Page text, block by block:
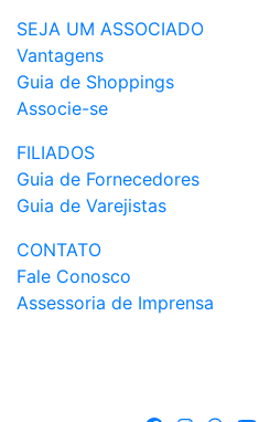
SEJA UM ASSOCIADO
Vantagens
Guia de Shoppings
Associe-se
FILIADOS
Guia de Fornecedores
Guia de Varejistas
CONTATO
Fale Conosco
Assessoria de Imprensa